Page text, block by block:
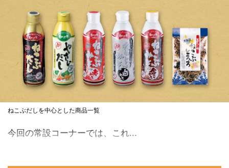
ねこぶだしを中心とした商品一覧
今回の常設コーナーでは、これ...